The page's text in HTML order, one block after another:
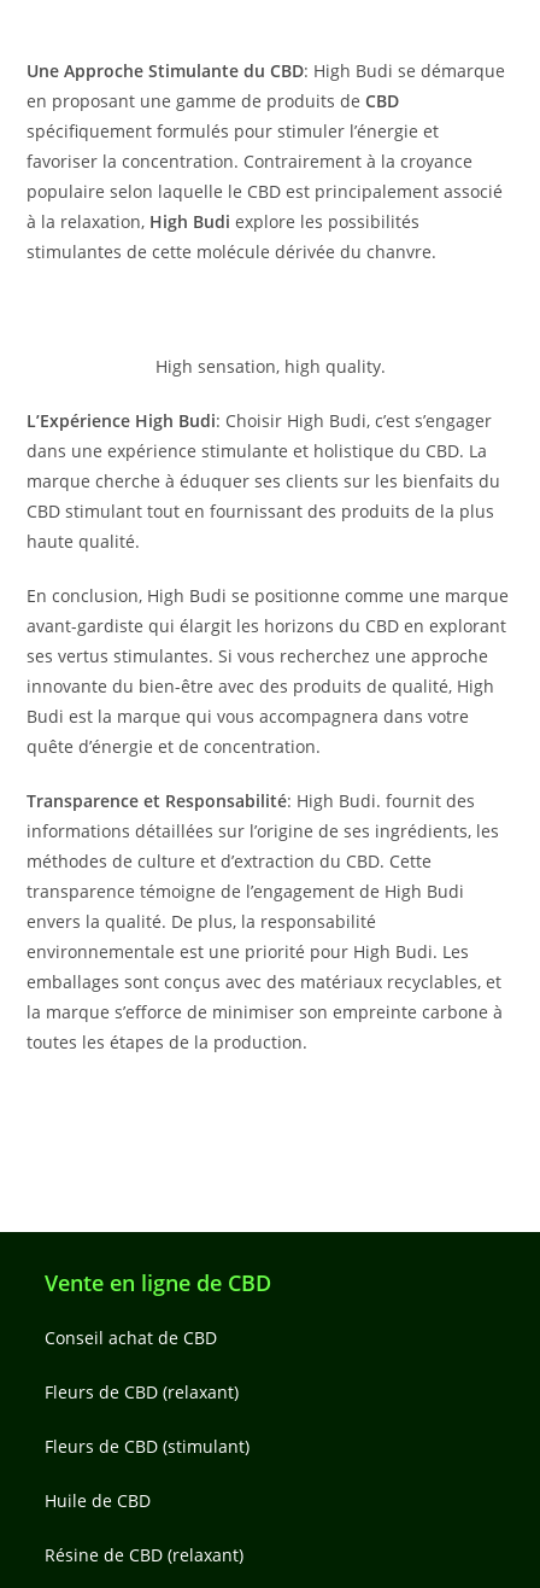
Une Approche Stimulante du CBD: High Budi se démarque
en proposant une gamme de produits deCBD
spécifiquement formulés pour stimuler l’énergie et
favoriser la concentration. Contrairement à la croyance
populaire selon laquelle le CBD est principalement associé
à la relaxation, High Budi explore les possibilités
stimulantes de cette molécule dérivée du chanvre.
High sensation, high quality.
L’Expérience High Budi: Choisir High Budi, c’est s’engager
dans une expérience stimulante et holistique du CBD. La
marque cherche à éduquer ses clients sur les bienfaits du
CBD stimulant tout en fournissant des produits de la plus
haute qualité.
En conclusion, High Budi se positionne comme une marque
avant-gardiste qui élargit les horizons du CBD en explorant
ses vertus stimulantes. Si vous recherchez une approche
innovante du bien-être avec des produits de qualité, High
Budi est la marque qui vous accompagnera dans votre
quête d’énergie et de concentration.
Transparence et Responsabilité: High Budi. fournit des
informations détaillées sur l’origine de ses ingrédients, les
méthodes de culture et d’extraction du CBD. Cette
transparence témoigne de l’engagement de High Budi
envers la qualité. De plus, la responsabilité
environnementale est une priorité pour High Budi. Les
emballages sont conçus avec des matériaux recyclables, et
la marque s’efforce de minimiser son empreinte carbone à
toutes les étapes de la production.
Vente en ligne de CBD
Conseil achat de CBD
Fleurs de CBD (relaxant)
Fleurs de CBD (stimulant)
Huile de CBD
Résine de CBD (relaxant)